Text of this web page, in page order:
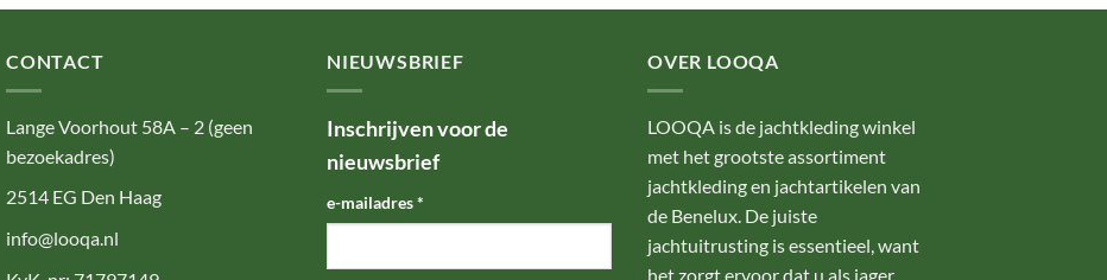
CONTACT
Lange Voorhout 58A – 2 (geen
bezoekadres)
2514 EG Den Haag
info@looqa.nl
NIEUWSBRIEF
Inschrijven voor de
nieuwsbrief
e-mailadres*
OVER LOOQA
LOOQA is de jachtkleding winkel
met het grootste assortiment
jachtkleding en jachtartikelen van
de Benelux. De juiste
jachtuitrusting is essentieel, want
het zorgt ervoor dat u als jager